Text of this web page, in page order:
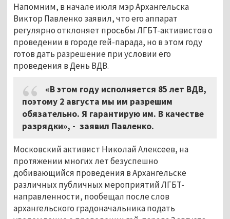
Напомним, в начале июля мэр Архангельска
Виктор Павленко заявил, что его аппарат
регулярно отклоняет просьбы ЛГБТ-активистов о
проведении в городе гей-парада, но в этом году
готов дать разрешение при условии его
проведения в День ВДВ.
«В этом году исполняется 85 лет ВДВ,
поэтому 2 августа мы им разрешим
обязательно. Я гарантирую им. В качестве
разрядки», - заявил Павленко.
Московский активист Николай Алексеев, на
протяжении многих лет безуспешно
добивающийся проведения в Архангельске
различных публичных мероприятий ЛГБТ-
направленности, пообещал после слов
архангельского градоначальника подать